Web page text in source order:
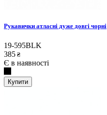
Рукавички атласні дуже довгі чорні
19-595BLK
385 ₴
Є в наявності
Купити